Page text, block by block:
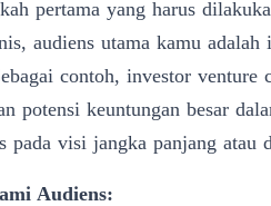
pertama yang harus
audiens utama kamu adalah
contoh, investor venture
potensi keuntungan besar
visi jangka panjang atau
Audiens: